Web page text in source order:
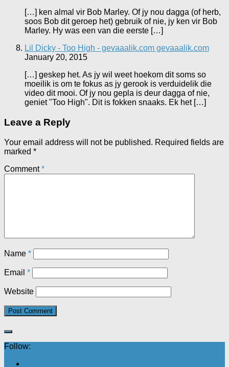
[…] ken almal vir Bob Marley. Of jy nou dagga (of herb,
soos Bob dit geroep het) gebruik of nie, jy ken vir Bob
Marley. Hy was een van die eerste […]
Lil Dicky - Too High - gevaaalik.com gevaaalik.com
January 20, 2015
[…] geskep het. As jy wil weet hoekom dit soms so
moeilik is om te fokus as jy gerook is verduidelik die
video dit mooi. Of jy nou gepla is deur dagga of nie,
geniet "Too High". Dit is fokken snaaks. Ek het […]
Leave a Reply
Your email address will not be published. Required fields are
marked *
Comment*
Name *
Email *
Website
Follow: